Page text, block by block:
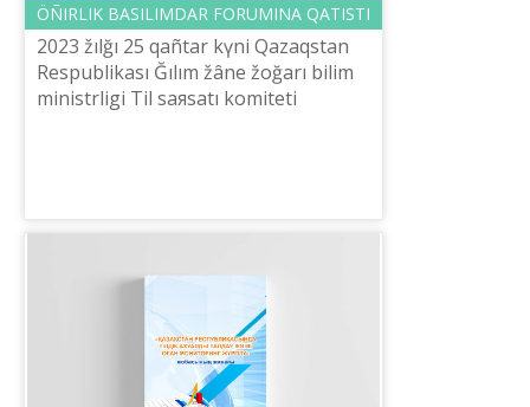
ÖÑІRLІK BASILIMDAR FORUMINA QATISTI
2023 žılğı 25 qañtar kүnі Qazaqstan
Respublikası Ğılım žâne žoğarı bіlіm
ministrlіgі Tіl saяsatı komitetі